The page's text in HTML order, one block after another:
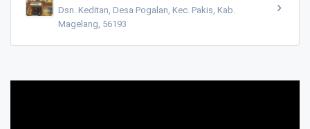
Dsn. Keditan, Desa Pogalan, Kec. Pakis, Kab.
Magelang, 56193